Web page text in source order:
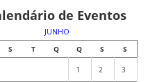
de Eventos
JUNHO
S T Q Q S S
1 2 3